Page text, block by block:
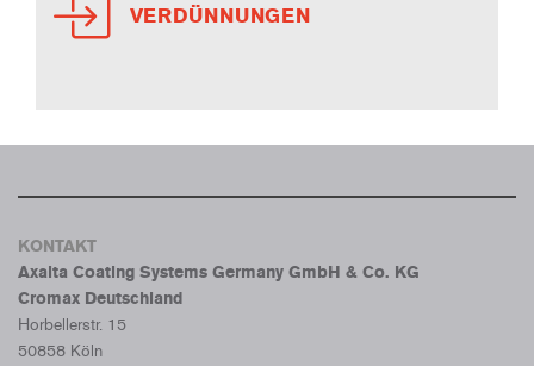
VERDÜNNUNGEN
KONTAKT
Axalta Coating Systems Germany GmbH & Co. KG
Cromax Deutschland
Horbellerstr. 15
50858 Köln